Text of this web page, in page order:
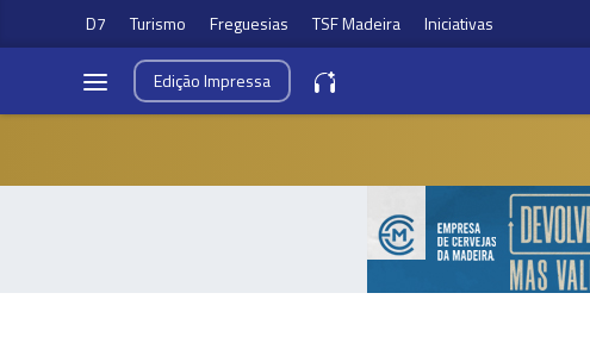
D7 Turismo Freguesias TSF Madeira Iniciativas
EdiçãoImpressa